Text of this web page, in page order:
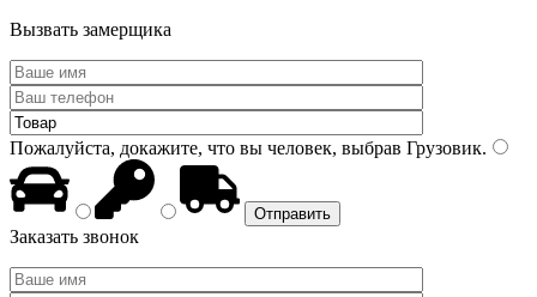
Вызвать замерщика
Пожалуйста, докажите, что вы человек, выбрав Грузовик.
Заказать звонок